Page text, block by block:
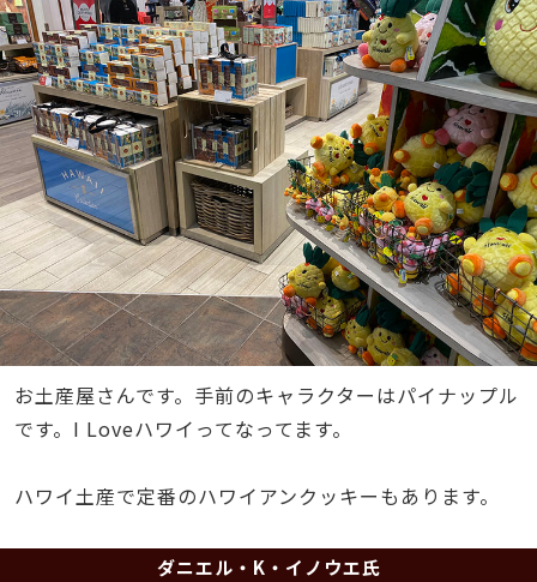
お土産屋さんです。手前のキャラクターはパイナップル
です。I Loveハワイってなってます。
ハワイ土産で定番のハワイアンクッキーもあります。
ダニエル・K・イノウエ氏